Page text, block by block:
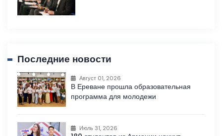
Последние новости
Август 01, 2026
В Ереване прошла образовательная
программа для молодежи
Июль 31, 2026